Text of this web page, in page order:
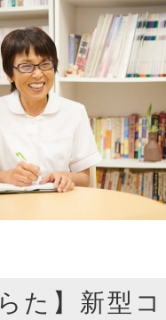
た】新型